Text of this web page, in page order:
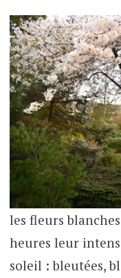
les fleurs
heures leur
soleil : bleutées,